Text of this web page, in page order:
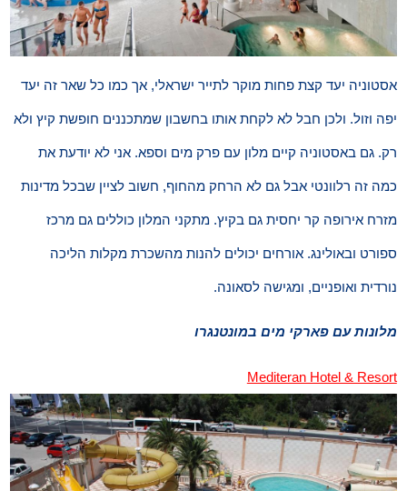
אסטוניה יעד קצת פחות מוקר לתייר ישראלי, אך כמו כל שאר זה יעד
יפה וזול. ולכן חבל לא לקחת אותו בחשבון שמתכננים חופשת קיץ ולא
רק. גם באסטוניה קיים מלון עם פרק מים וספא. אני לא יודעת את
כמה זה רלוונטי אבל גם לא הרחק מהחוף, חשוב לציין שבכל מדינות
מזרח אירופה קר יחסית גם בקיץ. מתקני המלון כוללים גם מרכז
ספורט ובאולינג. אורחים יכולים להנות מהשכרת מקלות הליכה
נורדית ואופניים, ומגישה לסאונה.
מלונות עם פארקי מים במונטנגרו
Mediteran Hotel & Resort